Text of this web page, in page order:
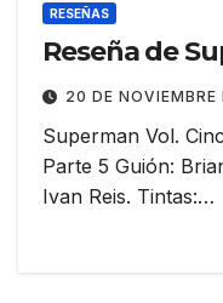
RESEÑAS
Reseña de
20 DE NOVIEMBRE
Superman Vol.
Parte 5 Guión:
Ivan Reis. Tintas:…